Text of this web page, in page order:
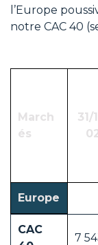
l’Europe
notre CAC 40
March
és
31/
Europe
CAC
7